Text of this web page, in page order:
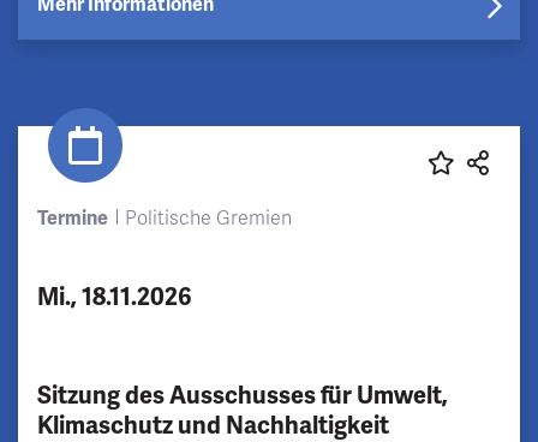
Termine Politische Gremien
Mi., 18.11.2026
Sitzung des Ausschusses für Umwelt,
Klimaschutz und Nachhaltigkeit